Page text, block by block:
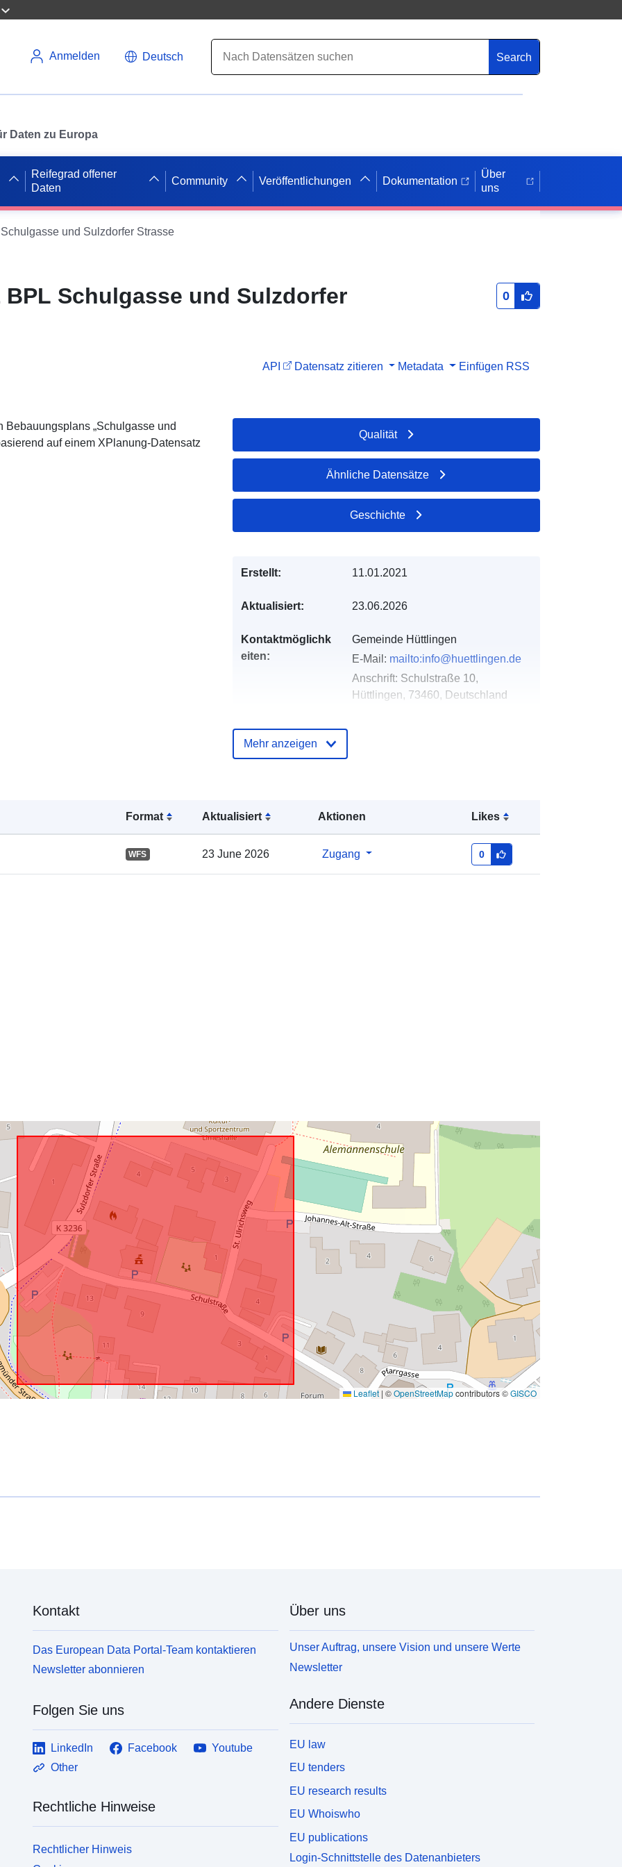
Anmelden Deutsch Search
Daten zu Europa
Reifegrad offener
Daten
Community Veröffentlichungen Dokumentation
Über
uns
und Sulzdorfer Strasse
BPL Schulgasse und Sulzdorfer
0
API Datensatz zitieren Metadata Einfügen RSS
„Schulgasse und
auf einem XPlanung-Datensatz
Format Aktualisiert Aktionen Likes
WFS 23 June 2026 Zugang 0
Leaflet | ©OpenStreetMapcontributors ©GISCO
Qualität
Ähnliche Datensätze
Geschichte
Erstellt: 11.01.2021
Aktualisiert: 23.06.2026
Kontaktmöglichk
eiten:
Gemeinde Hüttlingen
E-Mail: mailto:info@huettlingen.de
Anschrift: Schulstraße 10,
Hüttlingen, 73460, Deutschland
Verzeichnis der
48.8943027 ], [ 10.0996926,
48.8943027 ], [ 10.0996926,
Mehr anzeigen
Kontakt
Das European Data Portal-Team kontaktieren
Newsletter abonnieren
Folgen Sie uns
LinkedIn Facebook
Youtube
Other
Rechtliche Hinweise
Rechtlicher Hinweis
Über uns
Unser Auftrag, unsere Vision und unsere Werte
Newsletter
Andere Dienste
EU law
EU tenders
EU research results
EU Whoiswho
EU publications
Login-Schnittstelle des Datenanbieters